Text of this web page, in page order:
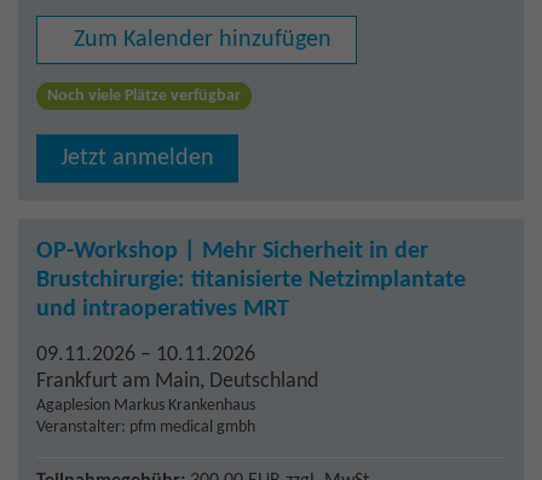
Zum Kalender hinzufügen
Noch viele Plätze verfügbar
Jetzt anmelden
OP-Workshop | Mehr Sicherheit in der
Brustchirurgie: titanisierte Netzimplantate
und intraoperatives MRT
09.11.2026 – 10.11.2026
Frankfurt am Main, Deutschland
Agaplesion Markus Krankenhaus
Veranstalter: pfm medical gmbh